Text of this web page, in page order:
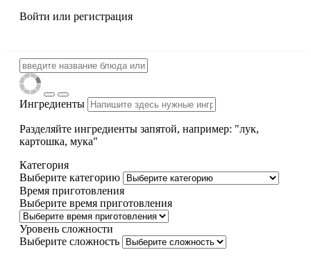
Войти или регистрация
Ингредиенты
Разделяйте ингредиенты запятой, например: "лук,
картошка, мука"
Категория
Выберите категорию
Время приготовления
Выберите время приготовления
Уровень сложности
Выберите сложность